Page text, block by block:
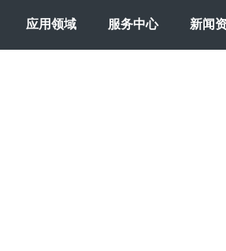
应用领域 服务中心 新闻